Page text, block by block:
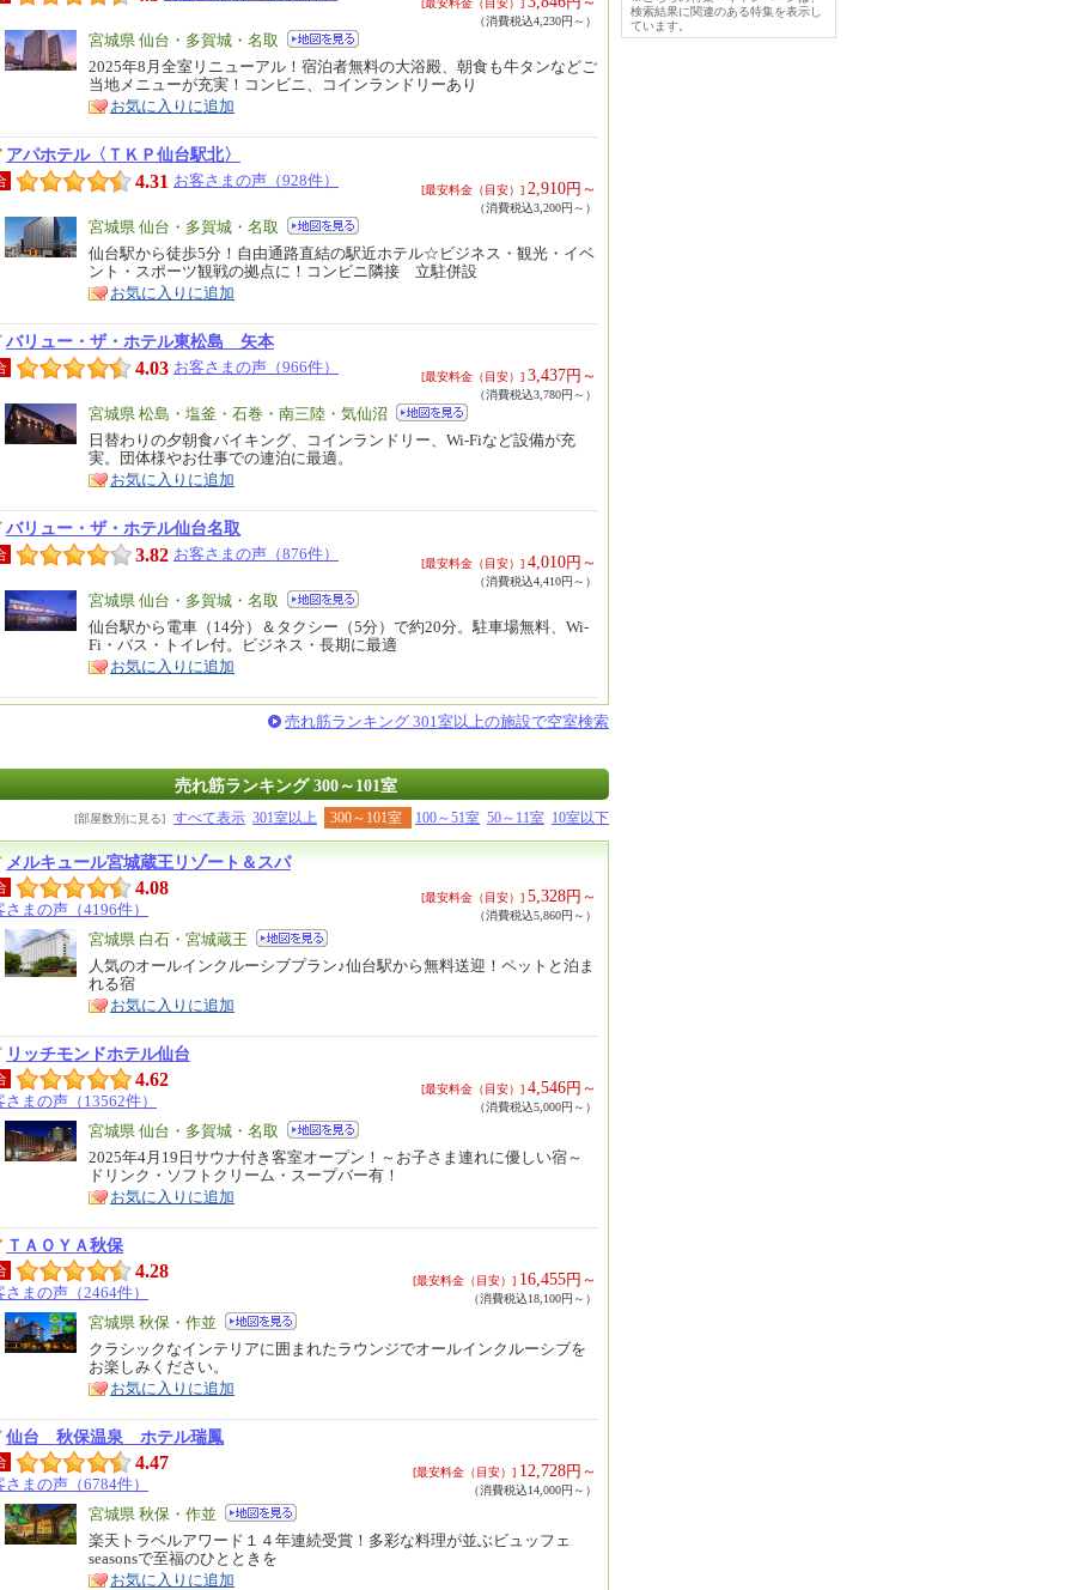
[最安料金（目安）]
（消費税込4,230円～）
エ
リ
ア
宮城県 仙台・多賀城・名取
特
徴
2025年8月全室リニューアル！宿泊者無料の大浴殿、朝食も牛タンなどご
当地メニューが充実！コンビニ、コインランドリーあり
お気に入りに追加
アパホテル〈ＴＫＰ仙台駅北〉
4.31 お客さまの声（928件）
[最安料金（目安）] 2,910円～
（消費税込3,200円～）
エ
リ
ア
宮城県 仙台・多賀城・名取
特
徴
仙台駅から徒歩5分！自由通路直結の駅近ホテル☆ビジネス・観光・イベ
ント・スポーツ観戦の拠点に！コンビニ隣接 立駐併設
お気に入りに追加
バリュー・ザ・ホテル東松島 矢本
4.03 お客さまの声（966件）
[最安料金（目安）] 3,437円～
（消費税込3,780円～）
エ
リ
ア
宮城県 松島・塩釜・石巻・南三陸・気仙沼
特
徴
日替わりの夕朝食バイキング、コインランドリー、Wi-Fiなど設備が充
実。団体様やお仕事での連泊に最適。
お気に入りに追加
バリュー・ザ・ホテル仙台名取
3.82 お客さまの声（876件）
[最安料金（目安）] 4,010円～
（消費税込4,410円～）
エ
リ
ア
宮城県 仙台・多賀城・名取
特
徴
仙台駅から電車（14分）＆タクシー（5分）で約20分。駐車場無料、Wi-
Fi・バス・トイレ付。ビジネス・長期に最適
お気に入りに追加
売れ筋ランキング 301室以上の施設で空室検索
売れ筋ランキング 300～101室
[部屋数別に見る] すべて表示 301室以上 300～101室 100～51室 50～11室 10室以下
メルキュール宮城蔵王リゾート＆スパ
4.08
さまの声（4196件）
[最安料金（目安）] 5,328円～
（消費税込5,860円～）
エ
リ
ア
宮城県 白石・宮城蔵王
特
徴
人気のオールインクルーシブプラン♪仙台駅から無料送迎！ペットと泊ま
れる宿
お気に入りに追加
リッチモンドホテル仙台
4.62
さまの声（13562件）
[最安料金（目安）] 4,546円～
（消費税込5,000円～）
エ
リ
ア
宮城県 仙台・多賀城・名取
特
徴
2025年4月19日サウナ付き客室オープン！～お子さま連れに優しい宿～
ドリンク・ソフトクリーム・スープバー有！
お気に入りに追加
ＴＡＯＹＡ秋保
4.28
さまの声（2464件）
[最安料金（目安）] 16,455円～
（消費税込18,100円～）
エ
リ
ア
宮城県 秋保・作並
特
徴
クラシックなインテリアに囲まれたラウンジでオールインクルーシブを
お楽しみください。
お気に入りに追加
仙台 秋保温泉 ホテル瑞鳳
4.47
さまの声（6784件）
[最安料金（目安）] 12,728円～
（消費税込14,000円～）
エ
リ
ア
宮城県 秋保・作並
特
徴
楽天トラベルアワード１４年連続受賞！多彩な料理が並ぶビュッフェ
seasonsで至福のひとときを
お気に入りに追加
検索結果に関連のある特集を表示し
ています。